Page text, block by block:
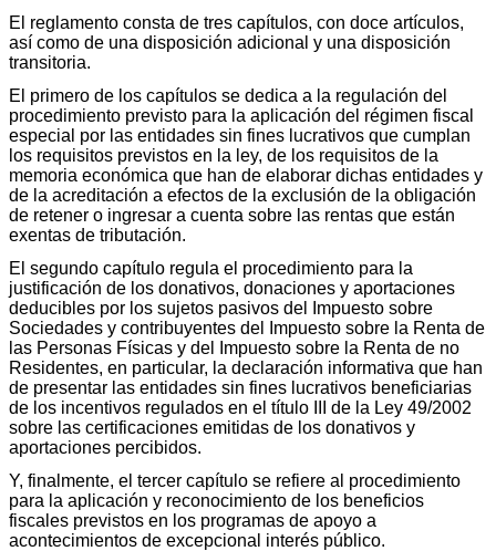
El reglamento consta de tres capítulos, con doce artículos,
así como de una disposición adicional y una disposición
transitoria.
El primero de los capítulos se dedica a la regulación del
procedimiento previsto para la aplicación del régimen fiscal
especial por las entidades sin fines lucrativos que cumplan
los requisitos previstos en la ley, de los requisitos de la
memoria económica que han de elaborar dichas entidades y
de la acreditación a efectos de la exclusión de la obligación
de retener o ingresar a cuenta sobre las rentas que están
exentas de tributación.
El segundo capítulo regula el procedimiento para la
justificación de los donativos, donaciones y aportaciones
deducibles por los sujetos pasivos del Impuesto sobre
Sociedades y contribuyentes del Impuesto sobre la Renta de
las Personas Físicas y del Impuesto sobre la Renta de no
Residentes, en particular, la declaración informativa que han
de presentar las entidades sin fines lucrativos beneficiarias
de los incentivos regulados en el título III de la Ley 49/2002
sobre las certificaciones emitidas de los donativos y
aportaciones percibidos.
Y, finalmente, el tercer capítulo se refiere al procedimiento
para la aplicación y reconocimiento de los beneficios
fiscales previstos en los programas de apoyo a
acontecimientos de excepcional interés público.